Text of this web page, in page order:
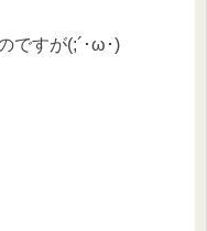
ですが(;´･ω･)